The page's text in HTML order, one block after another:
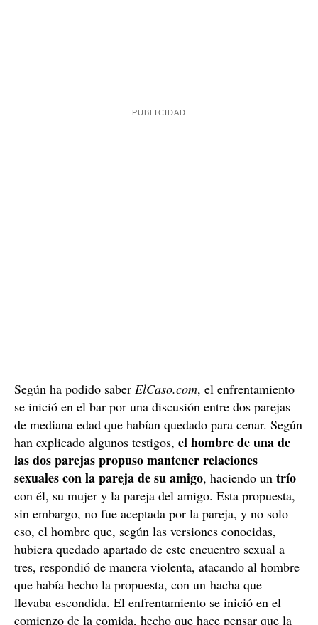
Según ha podido saber ElCaso.com, el enfrentamiento
se inició en el bar por una discusión entre dos parejas
de mediana edad que habían quedado para cenar. Según
han explicado algunos testigos, el hombre de una de
las dos parejas propuso mantener relaciones
sexuales con la pareja de su amigo, haciendo un trío
con él, su mujer y la pareja del amigo. Esta propuesta,
sin embargo, no fue aceptada por la pareja, y no solo
eso, el hombre que, según las versiones conocidas,
hubiera quedado apartado de este encuentro sexual a
tres, respondió de manera violenta, atacando al hombre
que había hecho la propuesta, con un hacha que
llevaba escondida. El enfrentamiento se inició en el
comienzo de la comida, hecho que hace pensar que la